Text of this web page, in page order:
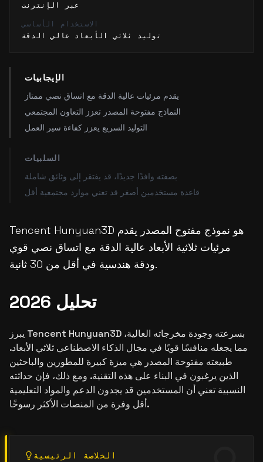
عبر الإنترنت
الاستخدام الأساسي
توليد ثلاثي الأبعاد عالي الدقة
الإيجابيات
يقدم مرئيات عالية الدقة مع اتساق نصي ممتاز
النماذج مفتوحة المصدر تعزز التعاون المجتمعي
التوليد السريع يعزز كفاءة سير العمل
السلبيات
بصفته وافدًا جديدًا، قد يفتقر إلى وثائق شاملة
قاعدة مستخدمين أصغر قد تعني موارد مجتمعية أقل
Tencent Hunyuan3D هو نموذج مفتوح المصدر يقدم
مرئيات ثلاثية الأبعاد عالية الدقة مع اتساق نصي قوي
ودقة هندسية في أقل من 30 ثانية.
تحليل 2026
يبرز Tencent Hunyuan3D بسرعته وجودة مخرجاته العالية،
مما يجعله منافسًا قويًا في مجال الذكاء الاصطناعي ثلاثي الأبعاد.
طبيعته مفتوحة المصدر هي ميزة كبيرة للمطورين والباحثين
الذين يرغبون في البناء على هذه التقنية. ومع ذلك، فإن حداثته
النسبية تعني أن المستخدمين قد يجدون الدعم والمواد التعليمية
أقل وفرة من المنصات الأكثر رسوخًا.
الخلاصة الرئيسية